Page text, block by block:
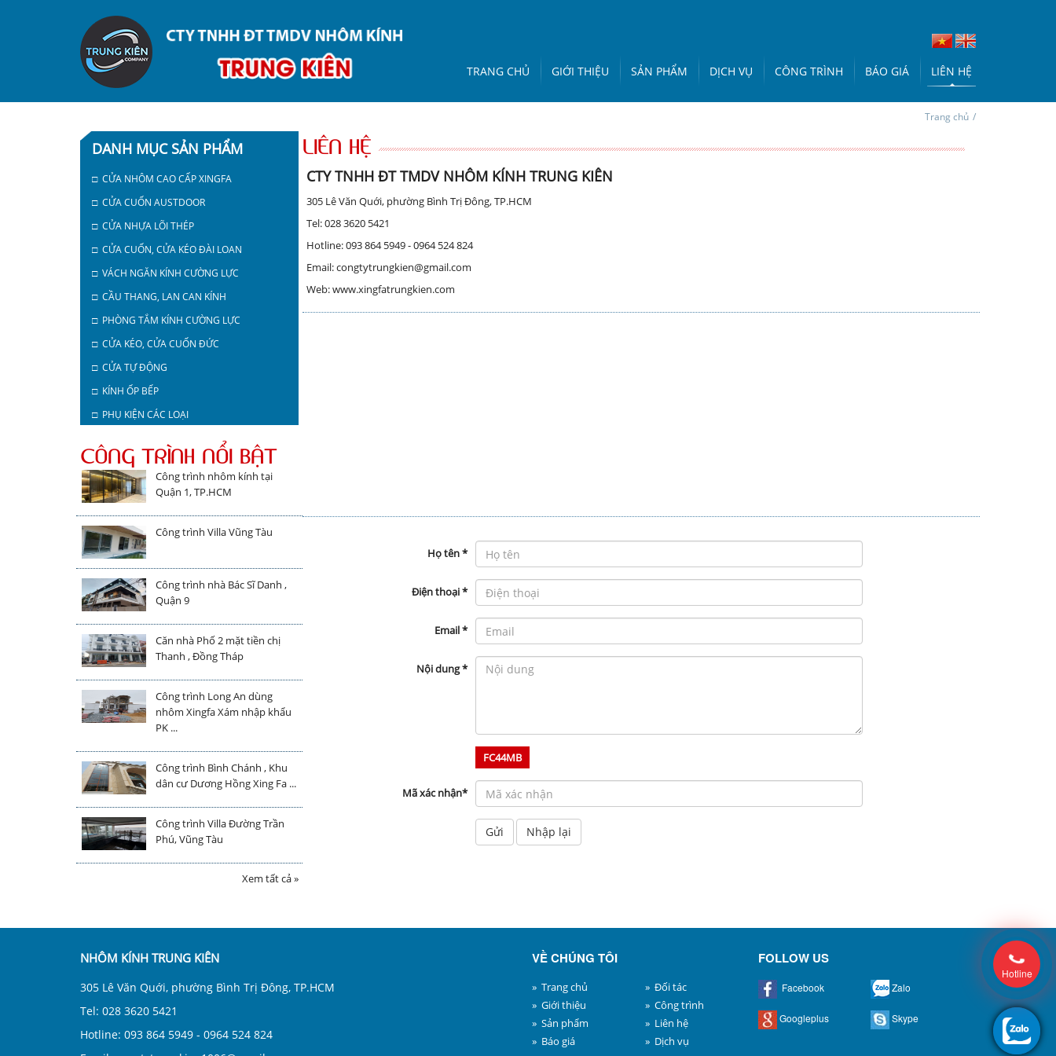
TRANG CHỦ GIỚI THIỆU SẢN PHẨM DỊCH VỤ CÔNG TRÌNH BÁO GIÁ LIÊN HỆ
Trang chủ /
DANH MỤC SẢN PHẨM
□ CỬA NHÔM CAO CẤP XINGFA
□ CỬA CUỐN AUSTDOOR
□ CỬA NHỰA LÕI THÉP
□ CỬA CUỐN, CỬA KÉO ĐÀI LOAN
□ VÁCH NGĂN KÍNH CƯỜNG LỰC
□ CẦU THANG, LAN CAN KÍNH
□ PHÒNG TẮM KÍNH CƯỜNG LỰC
□ CỬA KÉO, CỬA CUỐN ĐỨC
□ CỬA TỰ ĐỘNG
□ KÍNH ỐP BẾP
□ PHỤ KIỆN CÁC LOẠI
CÔNG TRÌNH NỔI BẬT
Công trình nhôm kính tại
Quận 1, TP.HCM
Công trình Villa Vũng Tàu
Công trình nhà Bác Sĩ Danh ,
Quận 9
Căn nhà Phố 2 mặt tiền chị
Thanh , Đồng Tháp
Công trình Long An dùng
nhôm Xingfa Xám nhập khẩu
PK ...
Công trình Bình Chánh , Khu
dân cư Dương Hồng Xing Fa ...
Công trình Villa Đường Trần
Phú, Vũng Tàu
Xem tất cả »
LIÊN HỆ
CTY TNHH ĐT TMDV NHÔM KÍNH TRUNG KIÊN
305 Lê Văn Quới, phường Bình Trị Đông, TP.HCM
Tel: 028 3620 5421
Hotline: 093 864 5949 - 0964 524 824
Email: congtytrungkien@gmail.com
Web: www.xingfatrungkien.com
Họ tên*
Điện thoại*
Email*
Nội dung*
FC44MB
Mã xác nhận*
Gửi Nhập lại
NHÔM KÍNH TRUNG KIÊN
305 Lê Văn Quới, phường Bình Trị Đông, TP.HCM
Tel: 028 3620 5421
Hotline: 093 864 5949 - 0964 524 824
VỀ CHÚNG TÔI
» Trang chủ
» Đối tác
» Giới thiệu
» Công trình
» Sản phẩm
» Liên hệ
» Báo giá
» Dịch vụ
FOLLOW US
Facebook Zalo
Googleplus Skype
Hotline